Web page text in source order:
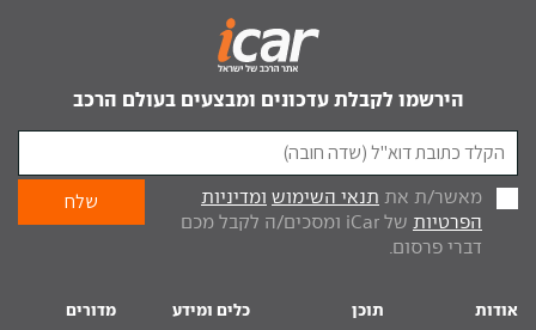
הירשמו לקבלת עדכונים ומבצעים בעולם הרכב
מאשר/ת את תנאי השימוש ומדיניות
הפרטיות
של iCar ומסכים/ה לקבל מכם
דברי פרסום.
אודות תוכן כלים ומידע מדורים